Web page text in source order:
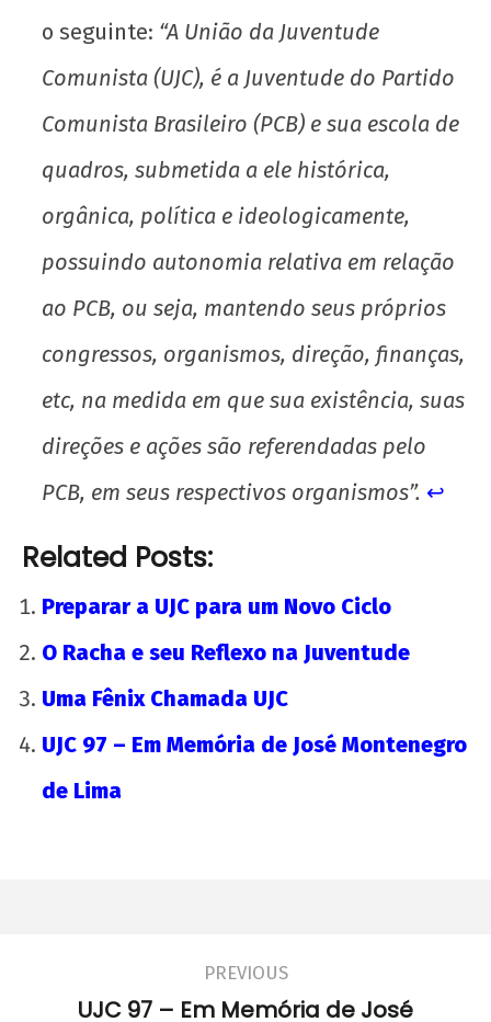
o seguinte: “A União da Juventude
Comunista (UJC), é a Juventude do Partido
Comunista Brasileiro (PCB) e sua escola de
quadros, submetida a ele histórica,
orgânica, política e ideologicamente,
possuindo autonomia relativa em relação
ao PCB, ou seja, mantendo seus próprios
congressos, organismos, direção, finanças,
etc, na medida em que sua existência, suas
direções e ações são referendadas pelo
PCB, em seus respectivos organismos”. ↩︎
Related Posts:
Preparar a UJC para um Novo Ciclo
O Racha e seu Reflexo na Juventude
Uma Fênix Chamada UJC
UJC 97 – Em Memória de José Montenegro
de Lima
PREVIOUS
UJC 97 – Em Memória de José